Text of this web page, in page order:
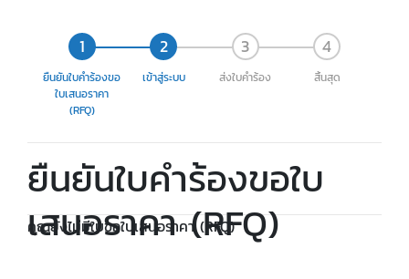
ยืนยันใบคำร้องขอ
ใบเสนอราคา
(RFQ)
เข้าสู่ระบบ ส่งใบคำร้อง สิ้นสุด
ยืนยันใบคำร้องขอใบ
เสนอราคา (RFQ)
คุณยังไม่มีใบขอใบเสนอราคา (RFQ)